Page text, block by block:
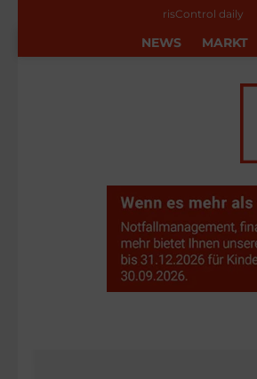
risControl daily
NEWS MARKT